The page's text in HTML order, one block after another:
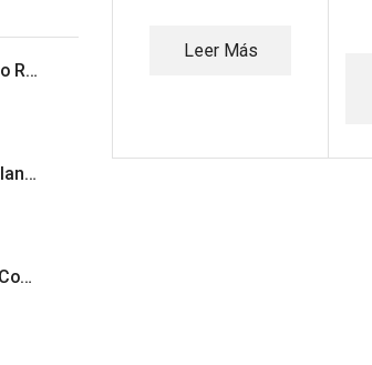
120W
Leer Más
Parlante Amplificado Recargable BT | Italy Audio ITL-PRO11
BOSE S1 PRO+ | Parlante Profesional PA Inalámbrico
Pioneer DDJ-REV1 | Controlador DJ de 2 canales estilo Scratch